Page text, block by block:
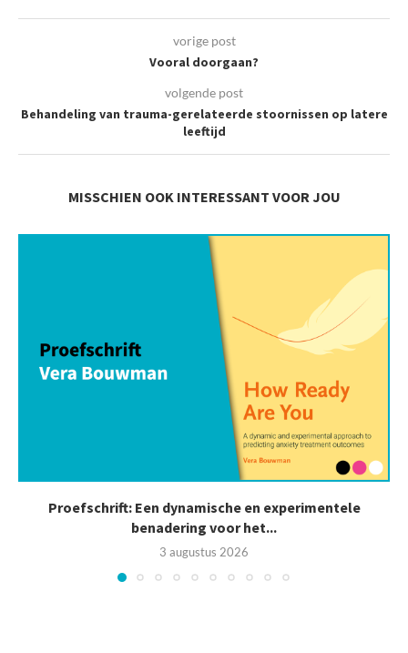
vorige post
Vooral doorgaan?
volgende post
Behandeling van trauma-gerelateerde stoornissen op latere
leeftijd
MISSCHIEN OOK INTERESSANT VOOR JOU
Proefschrift: Een dynamische en experimentele
benadering voor het...
3 augustus 2026